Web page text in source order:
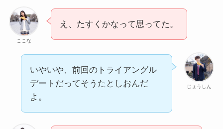
ここな
え、たすくかなって思ってた。
じょうしん
いやいや、前回のトライアングル
デートだってそうたとしおんだ
よ。